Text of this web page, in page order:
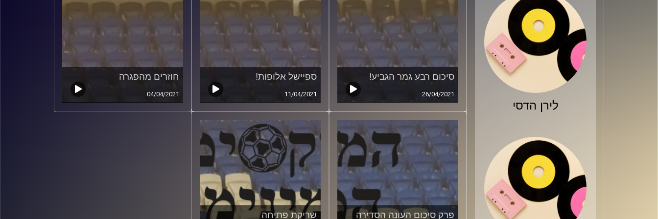
לירן הדסי
סיכום רבע גמר הגביע!
26/04/2021
ספיישל אלופות!
11/04/2021
חוזרים מהפגרה
04/04/2021
פרק סיכום העונה הסדירה שריקת פתיחה